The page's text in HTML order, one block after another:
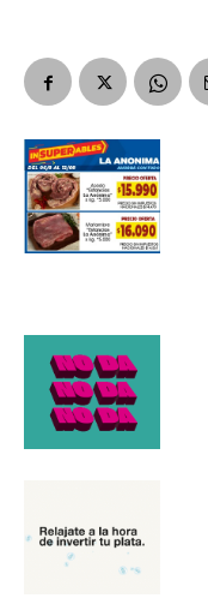
Suscribirme
Dirección de correo
Nombre
Número de teléfono